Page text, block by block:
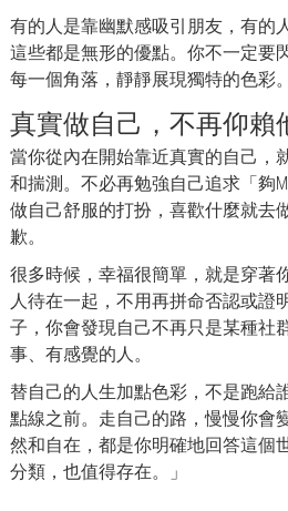
有的人是靠幽默感吸引朋友，有的
這些都是無形的優點。你不一定要
每一個角落，靜靜展現獨特的色彩。
真實做自己，不再仰賴
當你從內在開始靠近真實的自己，
和揣測。不必再勉強自己追求「夠
做自己舒服的打扮，喜歡什麼就去
歉。
很多時候，幸福很簡單，就是穿著
人待在一起，不用再拼命否認或證
子，你會發現自己不再只是某種社
事、有感覺的人。
替自己的人生加點色彩，不是跑給
點線之前。走自己的路，慢慢你會
然和自在，都是你明確地回答這個
分類，也值得存在。」